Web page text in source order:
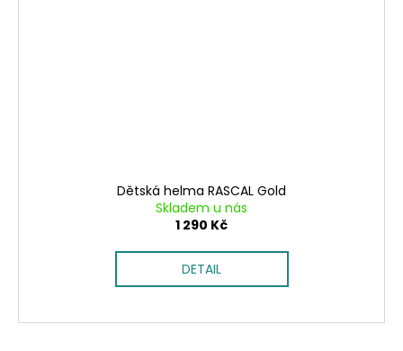
Dětská helma RASCAL Gold
Skladem u nás
1 290 Kč
DETAIL